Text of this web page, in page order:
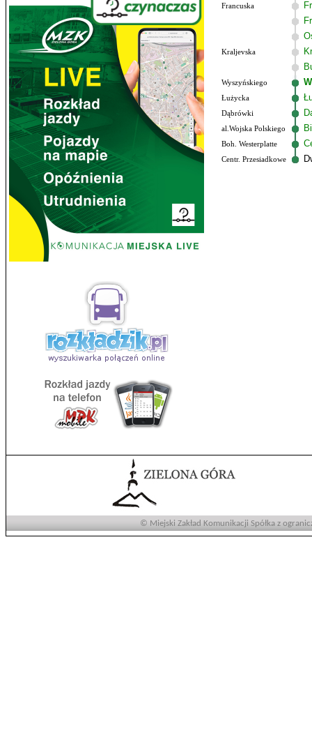
Francuska
Kraljevska
Wyszyńskiego
Łużycka
Dąbrówki
al.Wojska Polskiego
Boh. Westerplatte
Centr. Przesiadkowe
© Miejski Zakład Komunikacji Spółka z